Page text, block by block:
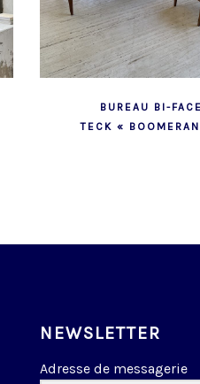
BUREAU BI-FACE
TECK «
NEWSLETTER
Adresse de messagerie